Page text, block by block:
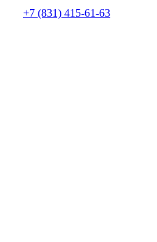
+7 (831) 415-61-63